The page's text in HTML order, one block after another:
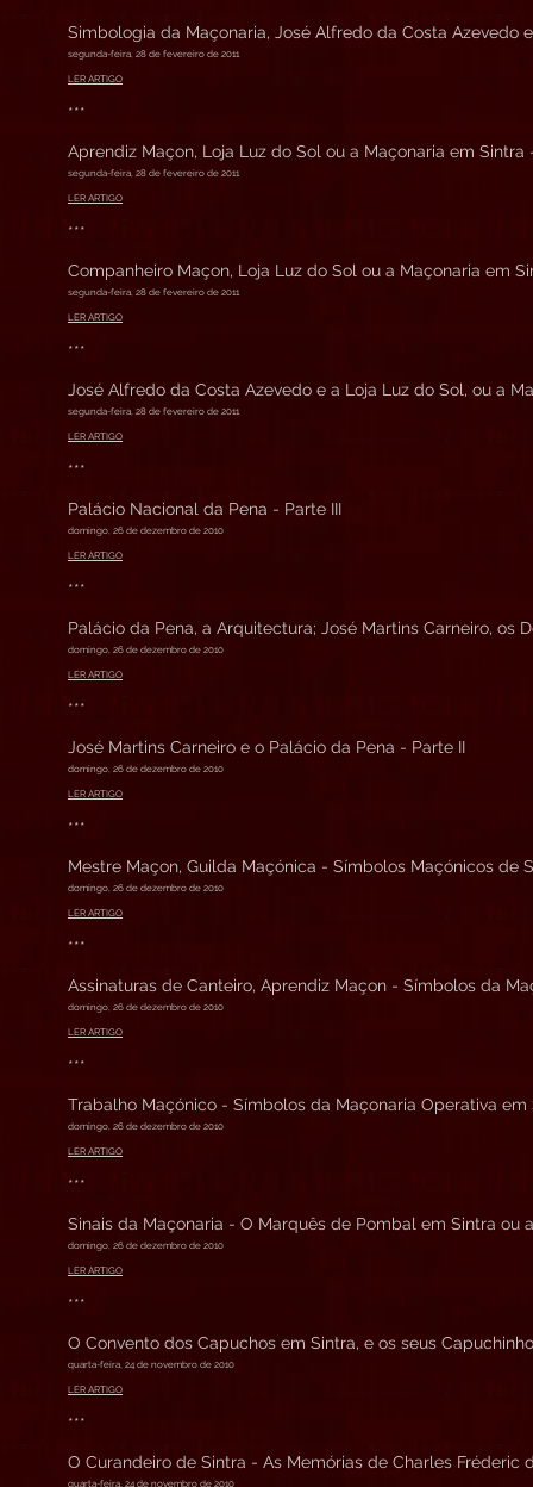
Simbologia da Maçonaria, José Alfredo da Costa Azevedo
segunda-feira, 28 de fevereiro de 2011
LER ARTIGO
***
Aprendiz Maçon, Loja Luz do Sol ou a Maçonaria em Sintra
segunda-feira, 28 de fevereiro de 2011
LER ARTIGO
***
Companheiro Maçon, Loja Luz do Sol ou a Maçonaria em
segunda-feira, 28 de fevereiro de 2011
LER ARTIGO
***
José Alfredo da Costa Azevedo e a Loja Luz do Sol, ou a
segunda-feira, 28 de fevereiro de 2011
LER ARTIGO
***
Palácio Nacional da Pena - Parte III
domingo, 26 de dezembro de 2010
LER ARTIGO
***
Palácio da Pena, a Arquitectura; José Martins Carneiro, os
domingo, 26 de dezembro de 2010
LER ARTIGO
***
José Martins Carneiro e o Palácio da Pena - Parte II
domingo, 26 de dezembro de 2010
LER ARTIGO
***
Mestre Maçon, Guilda Maçónica - Símbolos Maçónicos de
domingo, 26 de dezembro de 2010
LER ARTIGO
***
Assinaturas de Canteiro, Aprendiz Maçon - Símbolos da
domingo, 26 de dezembro de 2010
LER ARTIGO
***
Trabalho Maçónico - Símbolos da Maçonaria Operativa em
domingo, 26 de dezembro de 2010
LER ARTIGO
***
Sinais da Maçonaria - O Marquês de Pombal em Sintra ou
domingo, 26 de dezembro de 2010
LER ARTIGO
***
O Convento dos Capuchos em Sintra, e os seus
quarta-feira, 24 de novembro de 2010
LER ARTIGO
***
O Curandeiro de Sintra - As Memórias de Charles Fréderic
quarta-feira, 24 de novembro de 2010